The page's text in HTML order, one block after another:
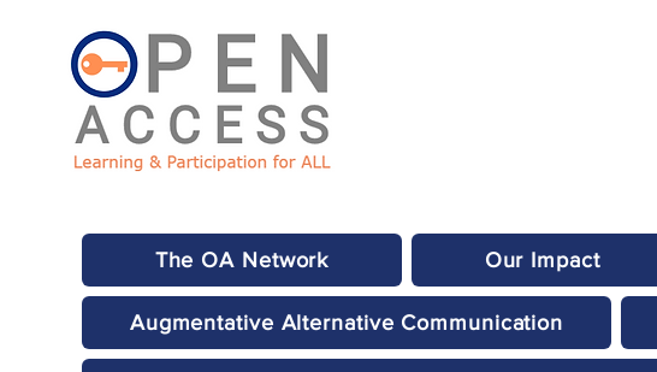
The OA Network Our Impact
Augmentative Alternative Communication